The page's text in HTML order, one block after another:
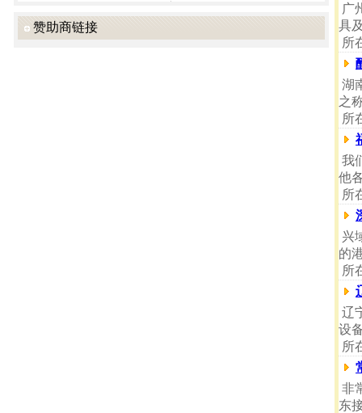
赞助商链接
广
具
所
湖
之
所
我
他
所
兴
的
所
辽
设
所
非
东